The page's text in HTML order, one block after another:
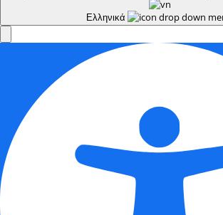
Ελληνικά